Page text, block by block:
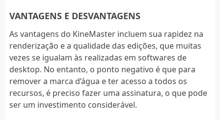
VANTAGENS E DESVANTAGENS
As vantagens do KineMaster incluem sua rapidez na
renderização e a qualidade das edições, que muitas
vezes se igualam às realizadas em softwares de
desktop. No entanto, o ponto negativo é que para
remover a marca d’água e ter acesso a todos os
recursos, é preciso fazer uma assinatura, o que pode
ser um investimento considerável.